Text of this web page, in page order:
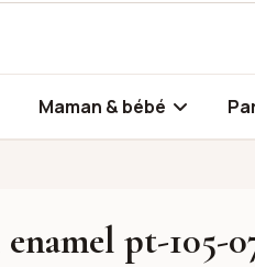
Maman & bébé
pt-105-